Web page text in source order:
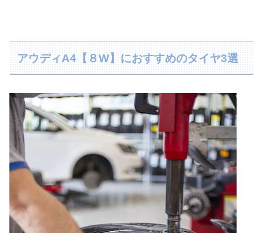
アウディA4【８W】におすすめのタイヤ3選